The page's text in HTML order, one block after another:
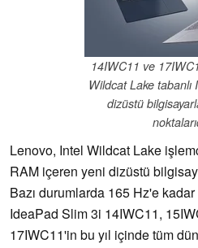
14IWC11 ve
Wildcat Lake
dizüstü
Lenovo, Intel Wildcat Lake
RAM içeren yeni dizüstü
Bazı durumlarda 165 Hz'e
IdeaPad Slim 3i 14IWC11,
17IWC11'in bu yıl içinde tüm